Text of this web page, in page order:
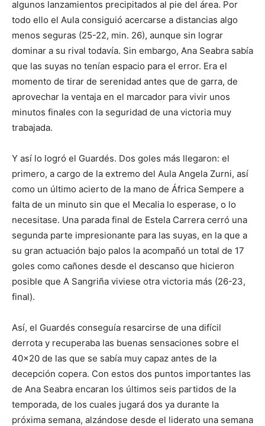
algunos lanzamientos precipitados al pie del área. Por
todo ello el Aula consiguió acercarse a distancias algo
menos seguras (25-22, min. 26), aunque sin lograr
dominar a su rival todavía. Sin embargo, Ana Seabra sabía
que las suyas no tenían espacio para el error. Era el
momento de tirar de serenidad antes que de garra, de
aprovechar la ventaja en el marcador para vivir unos
minutos finales con la seguridad de una victoria muy
trabajada.
Y así lo logró el Guardés. Dos goles más llegaron: el
primero, a cargo de la extremo del Aula Angela Zurni, así
como un último acierto de la mano de África Sempere a
falta de un minuto sin que el Mecalia lo esperase, o lo
necesitase. Una parada final de Estela Carrera cerró una
segunda parte impresionante para las suyas, en la que a
su gran actuación bajo palos la acompañó un total de 17
goles como cañones desde el descanso que hicieron
posible que A Sangriña viviese otra victoria más (26-23,
final).
Así, el Guardés conseguía resarcirse de una difícil
derrota y recuperaba las buenas sensaciones sobre el
40×20 de las que se sabía muy capaz antes de la
decepción copera. Con estos dos puntos importantes las
de Ana Seabra encaran los últimos seis partidos de la
temporada, de los cuales jugará dos ya durante la
próxima semana, alzándose desde el liderato una semana